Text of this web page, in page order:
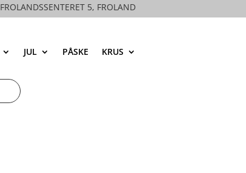
FROLANDSSENTERET 5, FROLAND
JUL PÅSKE
KRUS